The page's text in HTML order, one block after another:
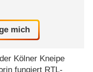
mich
Kölner Kneipe
fungiert RTL-